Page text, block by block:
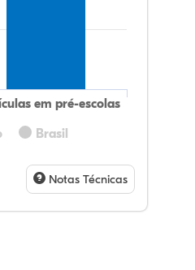
Brasil
em pré-escolas
Notas Técnicas